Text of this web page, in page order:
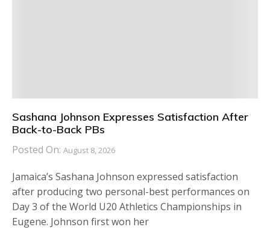
Sashana Johnson Expresses Satisfaction After
Back-to-Back PBs
Posted On: August 8, 2026
Jamaica’s Sashana Johnson expressed satisfaction
after producing two personal-best performances on
Day 3 of the World U20 Athletics Championships in
Eugene. Johnson first won her